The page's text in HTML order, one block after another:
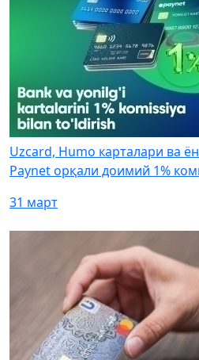
Uzcard, Humo карталари ва
Paynet орқали доимий 1%
31 март